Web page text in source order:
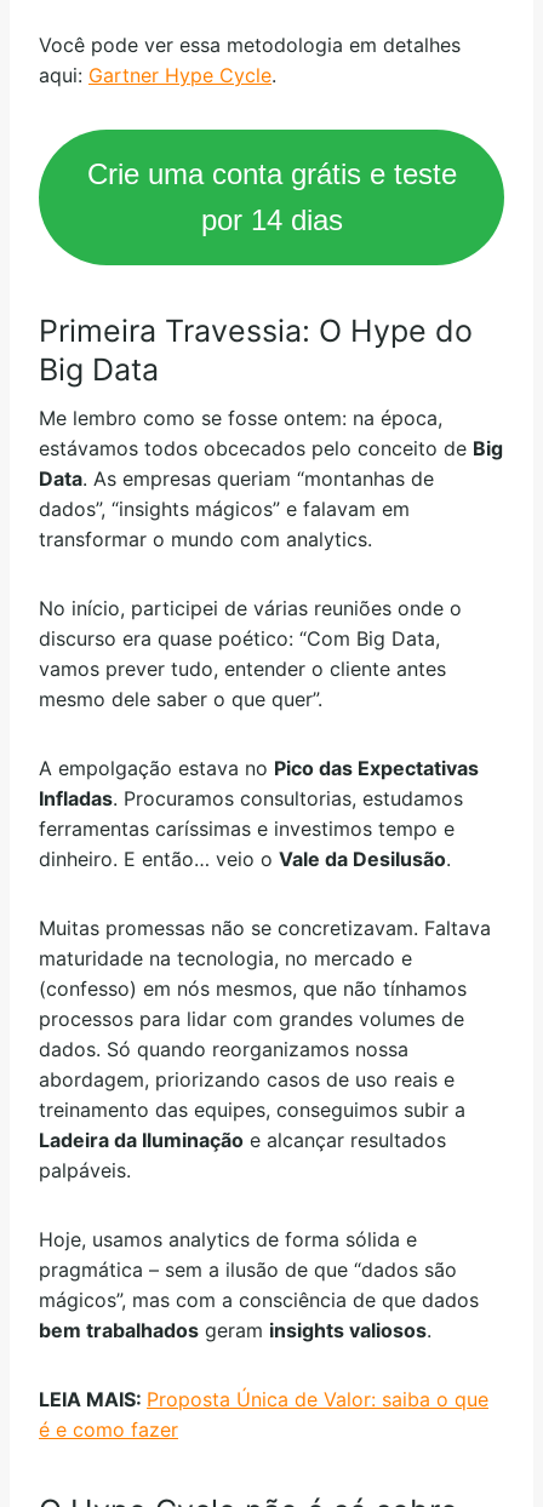
Você pode ver essa metodologia em detalhes
aqui: Gartner Hype Cycle.
Crie uma conta grátis e teste
por 14 dias
Primeira Travessia: O Hype do
Big Data
Me lembro como se fosse ontem: na época,
estávamos todos obcecados pelo conceito de Big
Data. As empresas queriam “montanhas de
dados”, “insights mágicos” e falavam em
transformar o mundo com analytics.
No início, participei de várias reuniões onde o
discurso era quase poético: “Com Big Data,
vamos prever tudo, entender o cliente antes
mesmo dele saber o que quer”.
A empolgação estava no Pico das Expectativas
Infladas. Procuramos consultorias, estudamos
ferramentas caríssimas e investimos tempo e
dinheiro. E então… veio o Vale da Desilusão.
Muitas promessas não se concretizavam. Faltava
maturidade na tecnologia, no mercado e
(confesso) em nós mesmos, que não tínhamos
processos para lidar com grandes volumes de
dados. Só quando reorganizamos nossa
abordagem, priorizando casos de uso reais e
treinamento das equipes, conseguimos subir a
Ladeira da Iluminação e alcançar resultados
palpáveis.
Hoje, usamos analytics de forma sólida e
pragmática – sem a ilusão de que “dados são
mágicos”, mas com a consciência de que dados
bem trabalhados geram insights valiosos.
LEIA MAIS: Proposta Única de Valor: saiba o que
é e como fazer